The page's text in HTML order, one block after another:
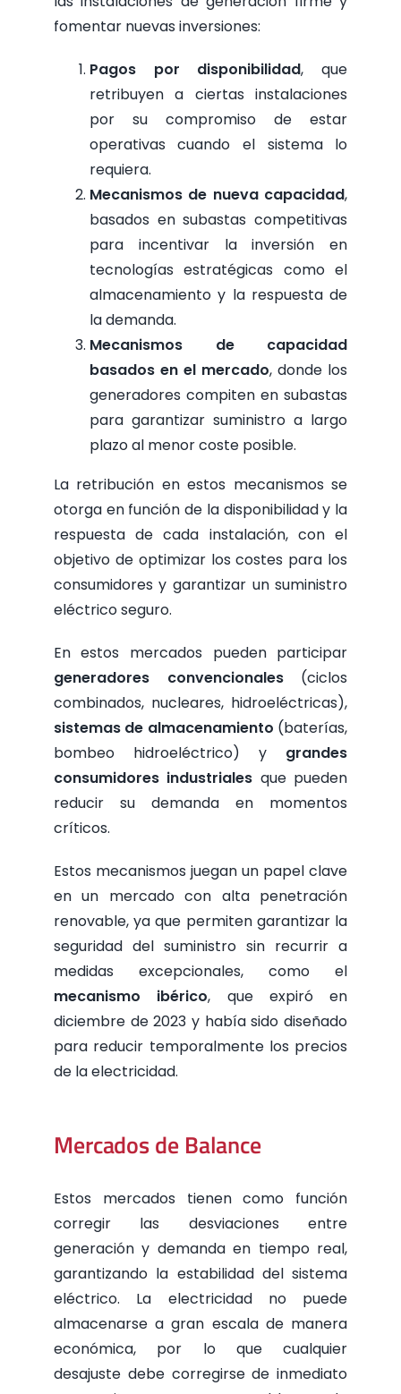
fomentar nuevas inversiones:
Pagos por disponibilidad, que
retribuyen a ciertas instalaciones
por su compromiso de estar
operativas cuando el sistema lo
requiera.
Mecanismos de nueva capacidad,
basados en subastas competitivas
para incentivar la inversión en
tecnologías estratégicas como el
almacenamiento y la respuesta de
la demanda.
Mecanismos de capacidad
basados en el mercado, donde los
generadores compiten en subastas
para garantizar suministro a largo
plazo al menor coste posible.
La retribución en estos mecanismos se
otorga en función de la disponibilidad y la
respuesta de cada instalación, con el
objetivo de optimizar los costes para los
consumidores y garantizar un suministro
eléctrico seguro.
En estos mercados pueden participar
generadores convencionales(ciclos
combinados, nucleares, hidroeléctricas),
sistemas de almacenamiento (baterías,
bombeo hidroeléctrico) y grandes
consumidores industriales que pueden
reducir su demanda en momentos
críticos.
Estos mecanismos juegan un papel clave
en un mercado con alta penetración
renovable, ya que permiten garantizar la
seguridad del suministro sin recurrir a
medidas excepcionales, como el
mecanismo ibérico, que expiró en
diciembre de 2023 y había sido diseñado
para reducir temporalmente los precios
de la electricidad.
Mercados de Balance
Estos mercados tienen como función
corregir las desviaciones entre
generación y demanda en tiempo real,
garantizando la estabilidad del sistema
eléctrico. La electricidad no puede
almacenarse a gran escala de manera
económica, por lo que cualquier
desajuste debe corregirse de inmediato